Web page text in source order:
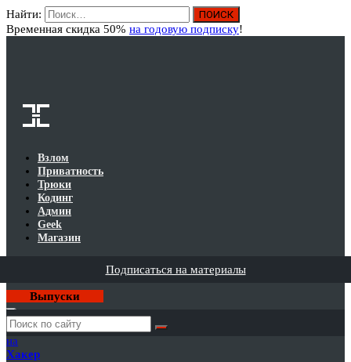
Найти:
Временная скидка 50% на годовую подписку!
Взлом
Приватность
Трюки
Кодинг
Админ
Geek
Магазин
Подписаться на материалы
Выпуски
Годовая
подписка
на
Хакер